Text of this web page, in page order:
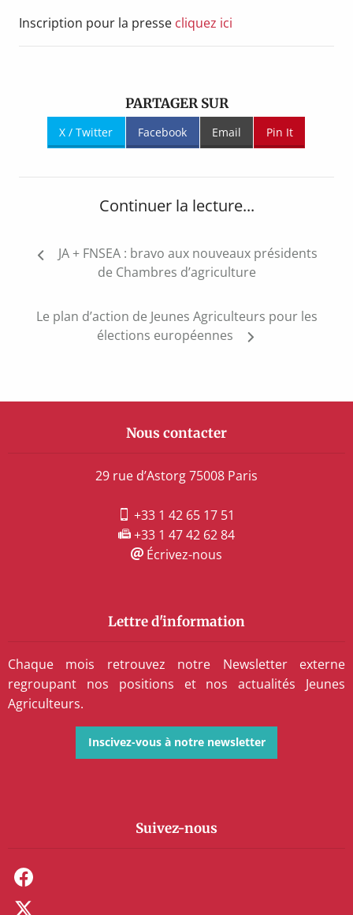
Inscription pour la presse cliquez ici
PARTAGER SUR
X / Twitter Facebook Email Pin It
Continuer la lecture...
Navigation
de
JA + FNSEA : bravo aux nouveaux présidents
de Chambres d’agriculture
Le plan d’action de Jeunes Agriculteurs pour les
élections européennes
Nous contacter
29 rue d’Astorg 75008 Paris
+33 1 42 65 17 51
+33 1 47 42 62 84
Écrivez-nous
Lettre d'information
Chaque mois retrouvez notre Newsletter externe
regroupant nos positions et nos actualités Jeunes
Agriculteurs.
Inscivez-vous à notre newsletter
Suivez-nous